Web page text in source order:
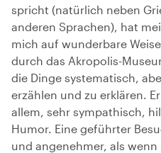
spricht (natürlich neben
anderen Sprachen), hat
mich auf wunderbare
durch das Akropolis-
die Dinge systematisch,
erzählen und zu erklären.
allem, sehr sympathisch,
Humor. Eine geführter
und angenehmer, als